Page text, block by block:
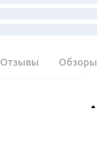
Отзывы Обзоры